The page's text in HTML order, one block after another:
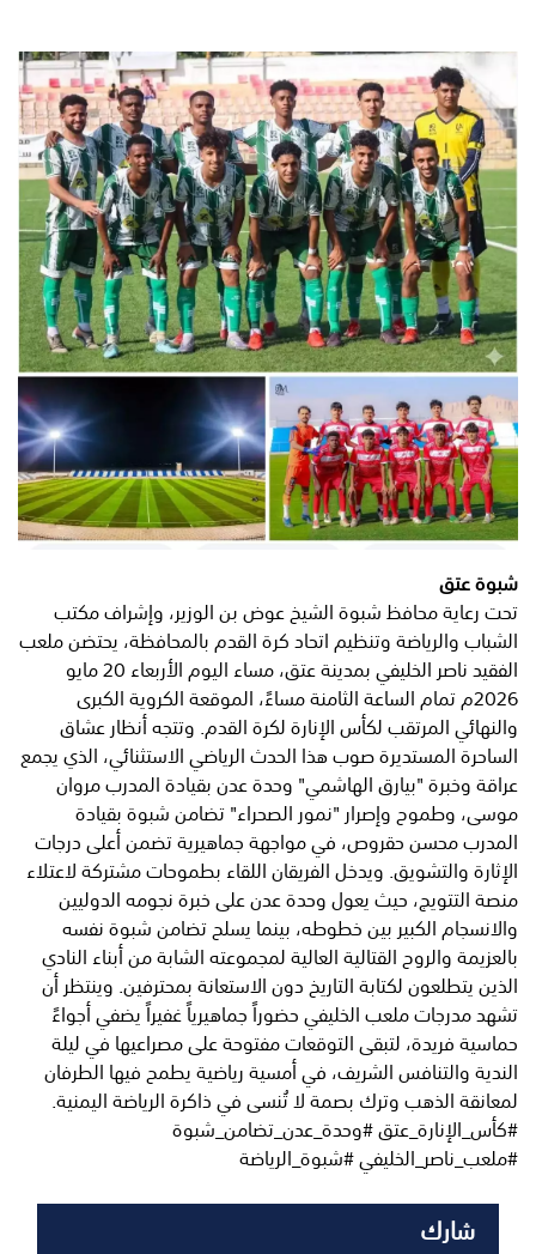
شبوة عتق
تحت رعاية محافظ شبوة الشيخ عوض بن الوزير، وإشراف مكتب
الشباب والرياضة وتنظيم اتحاد كرة القدم بالمحافظة، يحتضن ملعب
الفقيد ناصر الخليفي بمدينة عتق، مساء اليوم الأربعاء 20 مايو
2026م تمام الساعة الثامنة مساءً، الموقعة الكروية الكبرى
والنهائي المرتقب لكأس الإنارة لكرة القدم. وتتجه أنظار عشاق
الساحرة المستديرة صوب هذا الحدث الرياضي الاستثنائي، الذي يجمع
عراقة وخبرة "بيارق الهاشمي" وحدة عدن بقيادة المدرب مروان
موسى، وطموح وإصرار "نمور الصحراء" تضامن شبوة بقيادة
المدرب محسن حقروص، في مواجهة جماهيرية تضمن أعلى درجات
الإثارة والتشويق. ويدخل الفريقان اللقاء بطموحات مشتركة لاعتلاء
منصة التتويج، حيث يعول وحدة عدن على خبرة نجومه الدوليين
والانسجام الكبير بين خطوطه، بينما يسلح تضامن شبوة نفسه
بالعزيمة والروح القتالية العالية لمجموعته الشابة من أبناء النادي
الذين يتطلعون لكتابة التاريخ دون الاستعانة بمحترفين. وينتظر أن
تشهد مدرجات ملعب الخليفي حضوراً جماهيرياً غفيراً يضفي أجواءً
حماسية فريدة، لتبقى التوقعات مفتوحة على مصراعيها في ليلة
الندية والتنافس الشريف، في أمسية رياضية يطمح فيها الطرفان
لمعانقة الذهب وترك بصمة لا تُنسى في ذاكرة الرياضة اليمنية.
#كأس_الإنارة_عتق #وحدة_عدن_تضامن_شبوة
#ملعب_ناصر_الخليفي #شبوة_الرياضة
شارك